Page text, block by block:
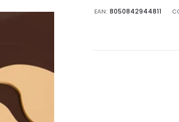
EAN: 8050842944811